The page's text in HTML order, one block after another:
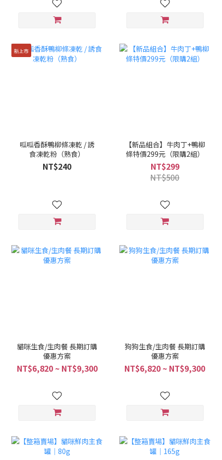
新上市
呱呱香酥鴨柳條凍乾 / 誘
食凍乾粉（熟食）
NT$240
【新品組合】牛肉丁+鴨柳
條特價299元（限購2組）
NT$299
NT$500
貓咪生食/生肉餐 長期訂購
優惠方案
NT$6,820 ~ NT$9,300
狗狗生食/生肉餐 長期訂購
優惠方案
NT$6,820 ~ NT$9,300